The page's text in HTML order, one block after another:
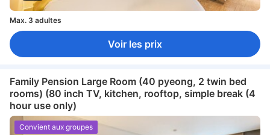
Max. 3 adultes
Voir les prix
Family Pension Large Room (40 pyeong, 2 twin bed
rooms) (80 inch TV, kitchen, rooftop, simple break (4
hour use only)
Convient aux groupes